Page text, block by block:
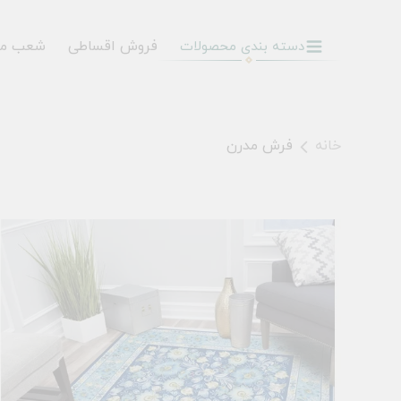
دسته بندی محصولات فروش اقساطی شعب
خانه فرش مدرن